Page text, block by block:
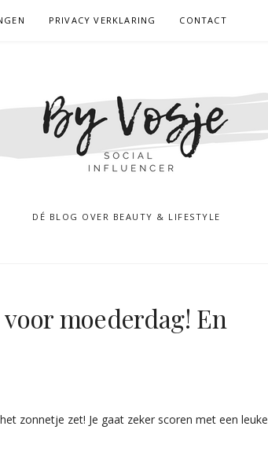
PRIVACY VERKLARING CONTACT
DÉ BLOG OVER BEAUTY & LIFESTYLE
moederdag! En
zonnetje zet! Je gaat zeker scoren met een leuke